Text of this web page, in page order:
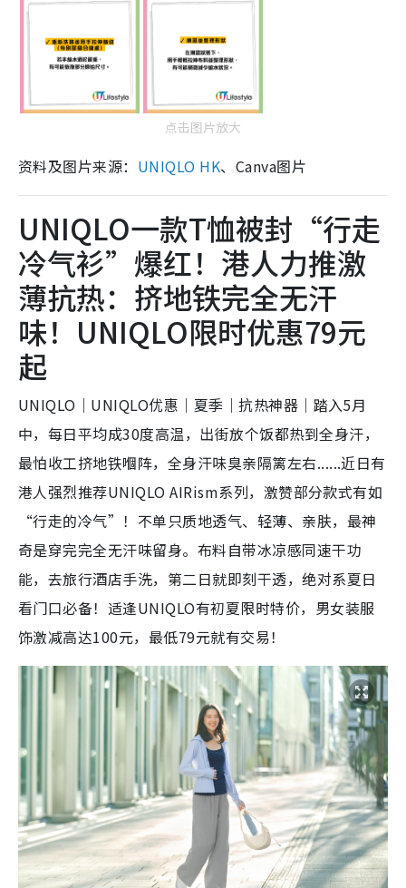
点击图片放大
资料及图片来源： UNIQLO HK、Canva图片
UNIQLO一款T恤被封“行走
冷气衫”爆红！港人力推激
薄抗热：挤地铁完全无汗
味！UNIQLO限时优惠79元
起
UNIQLO｜UNIQLO优惠｜夏季｜抗热神器｜踏入5月
中，每日平均成30度高温，出街放个饭都热到全身汗，
最怕收工挤地铁嗰阵，全身汗味臭亲隔篱左右......近日有
港人强烈推荐UNIQLO AIRism系列，激赞部分款式有如
“行走的冷气”！不单只质地透气、轻薄、亲肤，最神
奇是穿完完全无汗味留身。布料自带冰凉感同速干功
能，去旅行酒店手洗，第二日就即刻干透，绝对系夏日
看门口必备！适逢UNIQLO有初夏限时特价，男女装服
饰激减高达100元，最低79元就有交易！